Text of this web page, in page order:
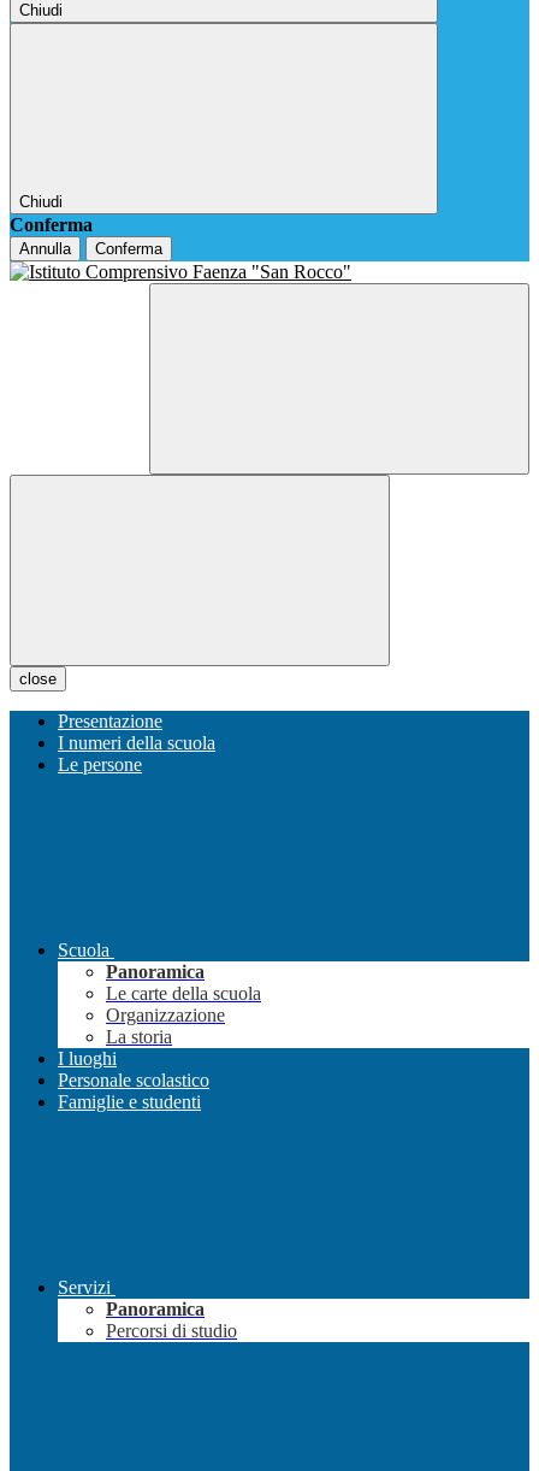
Chiudi
Chiudi
Conferma
Annulla Conferma
close
Presentazione
I numeri della scuola
Le persone
Scuola
Panoramica
Le carte della scuola
Organizzazione
La storia
I luoghi
Personale scolastico
Famiglie e studenti
Servizi
Panoramica
Percorsi di studio